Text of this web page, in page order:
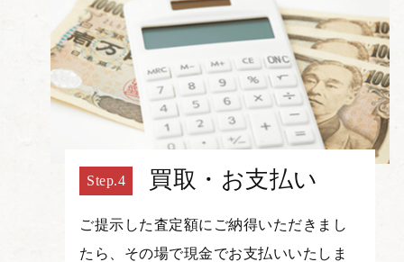
買取・お支払い
ご提示した査定額にご納得いただきまし
たら、その場で現金でお支払いいたしま